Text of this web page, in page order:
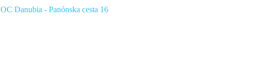
OC Danubia - Panónska cesta 16